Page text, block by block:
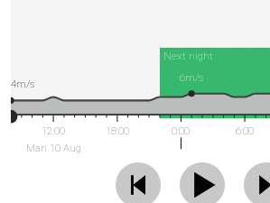
Next night
12:00
Man 10 Aug
18:00 0:00 6:00
6m/s
4m/s